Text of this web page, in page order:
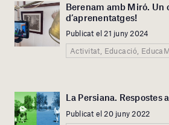
Berenam amb Miró. Un
d’aprenentatges!
Publicat el 21 juny 2024
Activitat, Educació,
La Persiana. Respostes
Publicat el 20 juny 2022